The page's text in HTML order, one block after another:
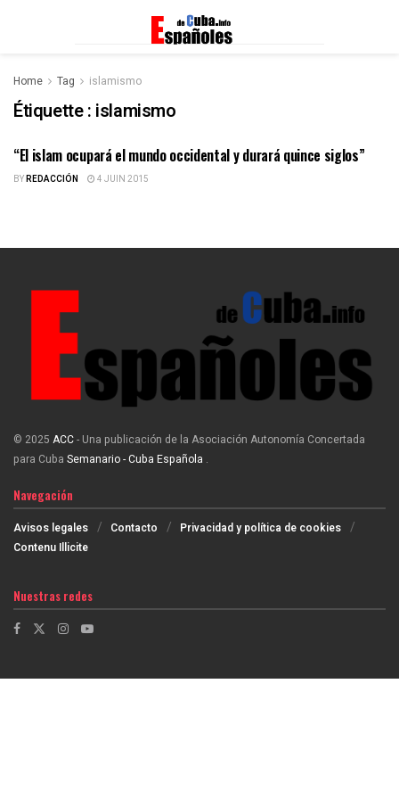
Home Tag islamismo
Étiquette : islamismo
ESPAÑOLES DE CUBA
“El islam ocupará el mundo occidental y durará quince siglos”
BYREDACCIÓN 4 JUIN 2015
© 2025 ACC- Una publicación de la Asociación Autonomía Concertada
para Cuba Semanario - Cuba Española .
Navegación
Avisos legales Contacto
Privacidad y política de cookies
Contenu Illicite
Nuestras redes